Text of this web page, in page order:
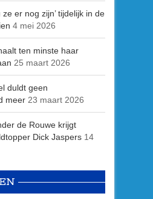
ze er nog zijn’ tijdelijk in de
4 mei 2026
ten minste haar
25 maart 2026
duldt geen
meer 23 maart 2026
de Rouwe krijgt
Dick Jaspers 14